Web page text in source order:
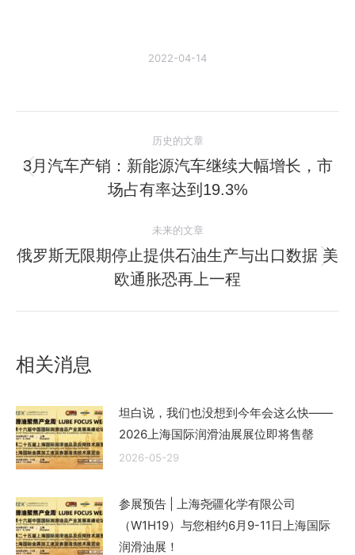
2022-04-14
章
历史的文章
历
史
章：
3月汽车产销：新能源汽车继续大幅增长，市
场占有率达到19.3%
未来的文章
未
来
的
俄罗斯无限期停止提供石油生产与出口数据 美
欧通胀恐再上一程
相关消息
坦白说，我们也没想到今年会这么快——
2026上海国际润滑油展展位即将售罄
2026-05-29
参展预告 | 上海尧疆化学有限公司
（W1H19）与您相约6月9-11日上海国际
润滑油展！